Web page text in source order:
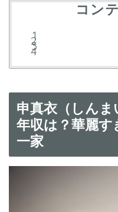
コン
申真衣（しんま
年収は？華麗す
一家